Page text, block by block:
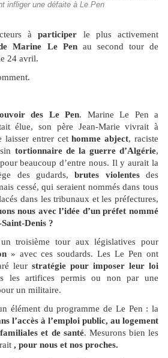
infliger une défaite à Le Pen
àparticiper le plus activement
Marine Le Penau second tour de
24 avril.
des Le Pen. Marine Le Pen a
élue, son père Jean-Marie vivrait à
laisser entrer cethomme abject, raciste
tortionnaire de la guerre d’Algérie,
beaucoup d’entre nous. Il y aurait la
des gudards,brutes violentesdes
cessé, qui seraient nommés dans tous
dans les tribunaux et les préfectures,
nous avec l’idée d’un préfet nommé
Denis ?
troisième tour aux législatives pour
» avec ces soudards. Les Le Pen ont
leur stratégie pour imposer leur loi
les artifices permis ou non par une
un militaire.
élément du programme de Le Pen : la
l’accès à l’emploi public, au logement
et de santé. Mesurons bien les
, pour nous et nos proches.